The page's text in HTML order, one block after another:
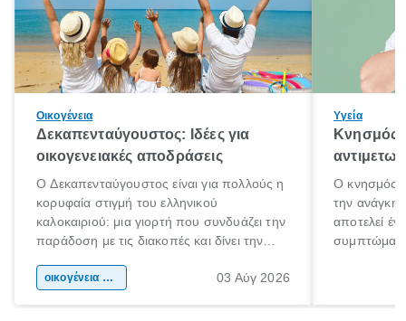
Οικογένεια
Δεκαπενταύγουστος: Ιδέες για
οικογενειακές αποδράσεις
Ο Δεκαπενταύγουστος είναι για πολλούς η
κορυφαία στιγμή του ελληνικού
καλοκαιριού: μια γιορτή που συνδυάζει την
παράδοση με τις διακοπές και δίνει την
χώρας. Είτε πρόκειται για λίγες μέρες
οικογένεια & παιδί 03 Αύγ 2026
Υγεία
Κνησμός:
Ο κνησμός
την ανάγκη
αποτελεί